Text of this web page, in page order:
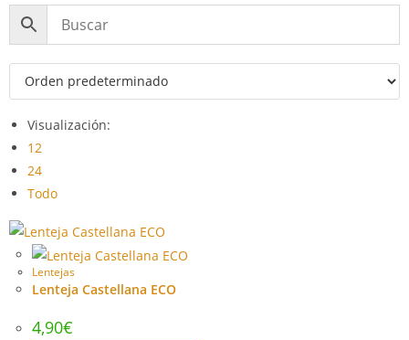
Visualización:
12
24
Todo
Lentejas
Lenteja Castellana ECO
4,90€